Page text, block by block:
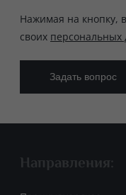
Нажимая на кнопку,
своих персональных
Направления: